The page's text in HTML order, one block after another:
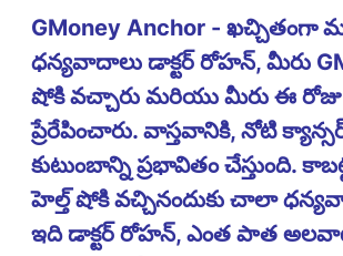
GMoney Anchor -
ధన్యవాదాలు డాక్టర్ రోహన్, మీరు
షోకి వచ్చారు మరియు మీరు ఈ
ప్రేరేపించారు. వాస్తవానికి, నోటి
కుటుంబాన్ని ప్రభావితం చేస్తుంది.
హెల్త్ షోకి వచ్చినందుకు చాలా
ఇది డాక్టర్ రోహన్, ఎంత పాత